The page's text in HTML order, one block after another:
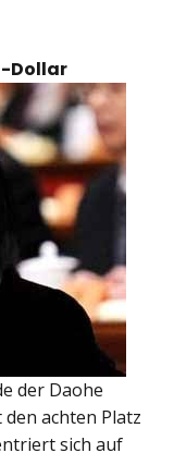
Dollar
der Daohe
achten Platz
sich auf